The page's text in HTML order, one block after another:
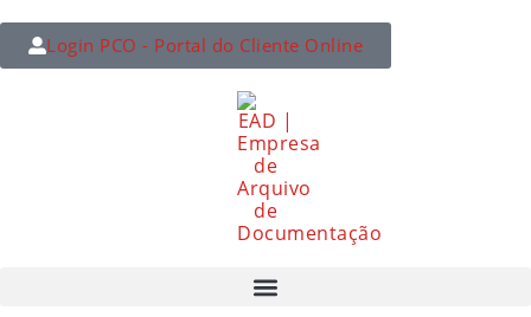
Login PCO - Portal do Cliente Online